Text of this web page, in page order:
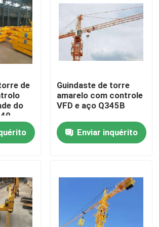
superior liso
torre da cabeça de martelo
de
do
Guindaste de torre
amarelo com controle
VFD e aço Q345B
Enviar inquérito